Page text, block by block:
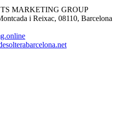
MARKETING GROUP
i Reixac, 08110, Barcelona